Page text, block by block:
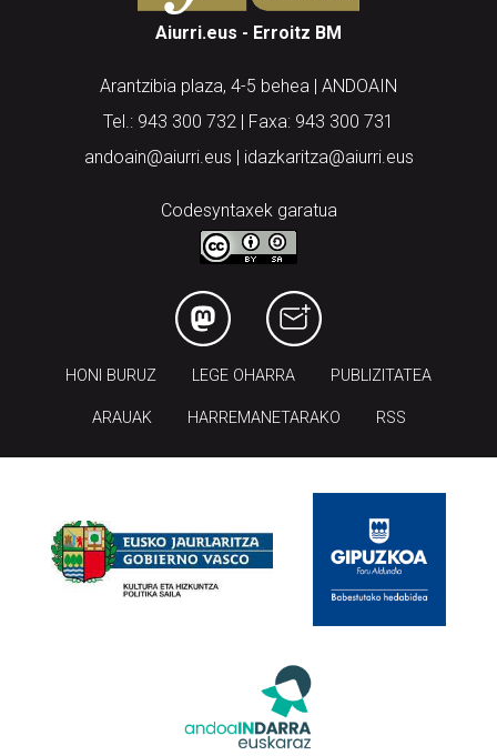
Aiurri.eus - Erroitz BM
Arantzibia plaza, 4-5 behea | ANDOAIN
Tel.: 943 300 732 | Faxa: 943 300 731
andoain@aiurri.eus | idazkaritza@aiurri.eus
Codesyntaxek garatua
HONI BURUZ LEGE OHARRA PUBLIZITATEA
ARAUAK HARREMANETARAKO RSS